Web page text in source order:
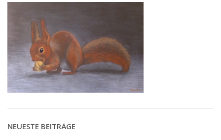
NEUESTE BEITRÄGE